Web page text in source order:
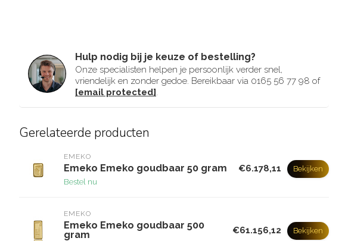
Hulp nodig bij je keuze of bestelling?
Onze specialisten helpen je persoonlijk verder snel,
vriendelijk en zonder gedoe. Bereikbaar via 0165 56 77 98 of
[email protected].
Gerelateerde producten
EMEKO
Emeko Emeko goudbaar 50 gram
Bestel nu
€6.178,11 Bekijken
EMEKO
Emeko Emeko goudbaar 500
gram
€61.156,12 Bekijken